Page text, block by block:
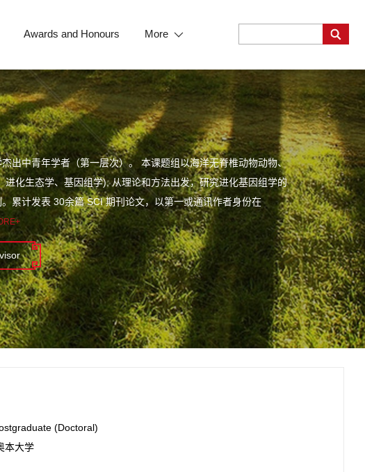
Awards and Honours More
出中青年学者（第一层次）。 本课题组以海洋无脊椎动物动物、
化生态学、基因组学), 从理论和方法出发，研究进化基因组学的
累计发表 30余篇 SCI 期刊论文，以第一或通讯作者身份在
(Doctoral)
本大学